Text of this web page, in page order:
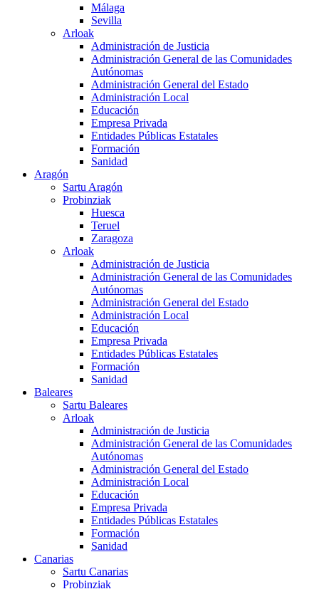
Málaga
Sevilla
Arloak
Administración de Justicia
Administración General de las Comunidades
Autónomas
Administración General del Estado
Administración Local
Educación
Empresa Privada
Entidades Públicas Estatales
Formación
Sanidad
Aragón
Sartu Aragón
Probinziak
Huesca
Teruel
Zaragoza
Arloak
Administración de Justicia
Administración General de las Comunidades
Autónomas
Administración General del Estado
Administración Local
Educación
Empresa Privada
Entidades Públicas Estatales
Formación
Sanidad
Baleares
Sartu Baleares
Arloak
Administración de Justicia
Administración General de las Comunidades
Autónomas
Administración General del Estado
Administración Local
Educación
Empresa Privada
Entidades Públicas Estatales
Formación
Sanidad
Canarias
Sartu Canarias
Probinziak